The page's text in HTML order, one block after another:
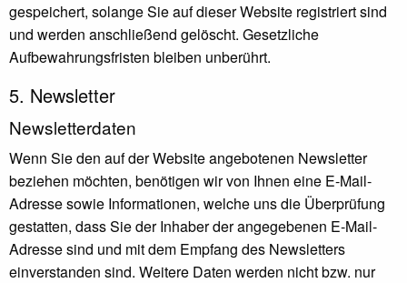
gespeichert, solange Sie auf dieser Website registriert sind
und werden anschließend gelöscht. Gesetzliche
Aufbewahrungsfristen bleiben unberührt.
5. Newsletter
Newsletter­daten
Wenn Sie den auf der Website angebotenen Newsletter
beziehen möchten, benötigen wir von Ihnen eine E-Mail-
Adresse sowie Informationen, welche uns die Überprüfung
gestatten, dass Sie der Inhaber der angegebenen E-Mail-
Adresse sind und mit dem Empfang des Newsletters
einverstanden sind. Weitere Daten werden nicht bzw. nur